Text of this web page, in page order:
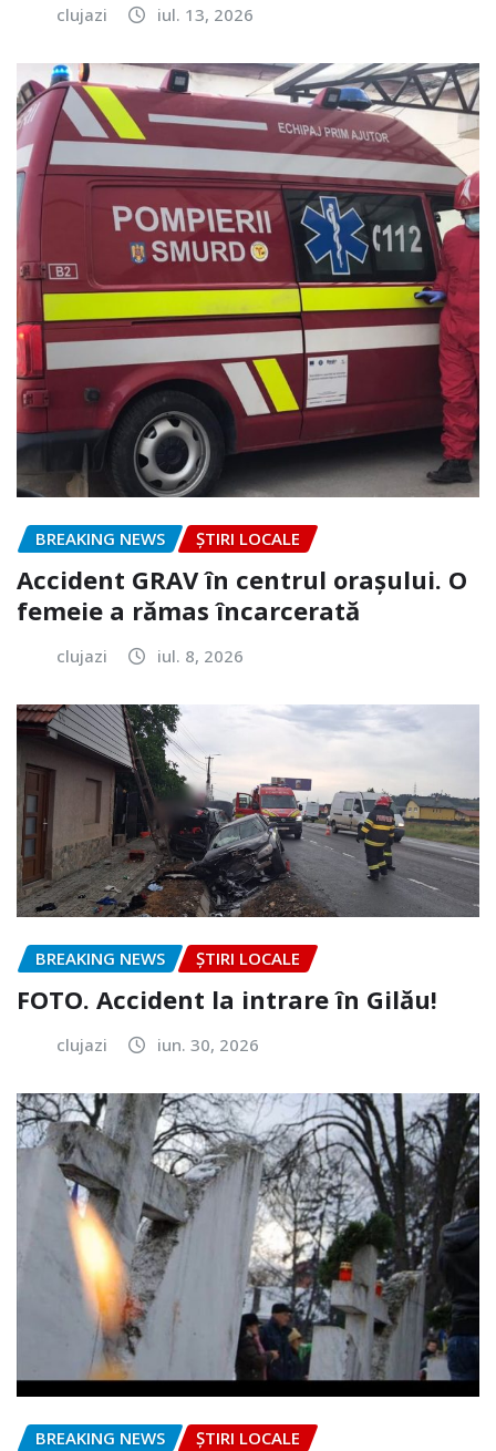
clujazi iul. 13, 2026
BREAKING NEWS ȘTIRI LOCALE
Accident GRAV în centrul orașului. O
femeie a rămas încarcerată
clujazi iul. 8, 2026
BREAKING NEWS ȘTIRI LOCALE
FOTO. Accident la intrare în Gilău!
clujazi iun. 30, 2026
BREAKING NEWS ȘTIRI LOCALE